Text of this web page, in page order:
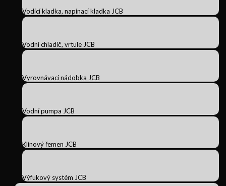
Vodicí kladka, napínací kladka JCB
Vodní chladič, vrtule JCB
Vyrovnávací nádobka JCB
Vodní pumpa JCB
Klínový řemen JCB
Výfukový systém JCB